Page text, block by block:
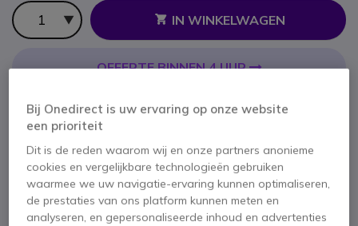
Aantal
IN WINKELWAGEN
OFFERTE BINNEN 4 UUR
Niet op voorraad
Bij Onedirect is uw ervaring op onze website
een prioriteit
Dit is de reden waarom wij en onze partners anonieme
cookies en vergelijkbare technologieën gebruiken
waarmee we uw navigatie-ervaring kunnen optimaliseren,
de prestaties van ons platform kunnen meten en
analyseren, en gepersonaliseerde inhoud en advertenties